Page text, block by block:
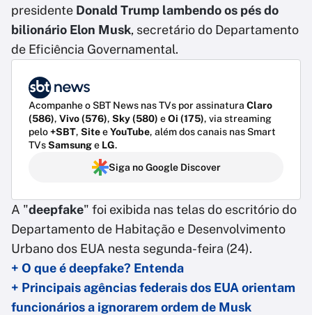
presidente Donald Trump lambendo os pés do
bilionário Elon Musk, secretário do Departamento
de Eficiência Governamental.
Acompanhe o SBT News nas TVs por assinatura Claro
(586), Vivo (576), Sky (580) eOi (175), via streaming
pelo+SBT, SiteeYouTube, além dos canais nas Smart
TVsSamsunge LG.
Siga no Google Discover
A "deepfake" foi exibida nas telas do escritório do
Departamento de Habitação e Desenvolvimento
Urbano dos EUA nesta segunda-feira (24).
+ O que é deepfake? Entenda
+ Principais agências federais dos EUA orientam
funcionários a ignorarem ordem de Musk